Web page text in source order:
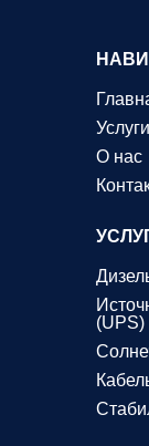
Услуги
О нас
(UPS)